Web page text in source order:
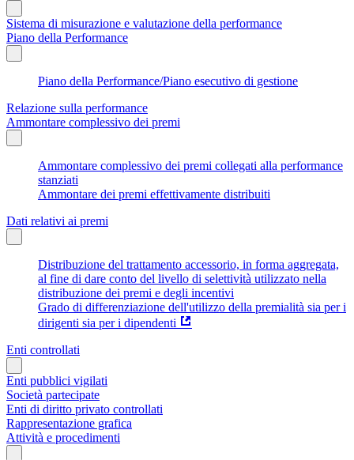
Sistema di misurazione e valutazione della performance
Piano della Performance
Piano della Performance/Piano esecutivo di gestione
Relazione sulla performance
Ammontare complessivo dei premi
Ammontare complessivo dei premi collegati alla performance
stanziati
Ammontare dei premi effettivamente distribuiti
Dati relativi ai premi
Distribuzione del trattamento accessorio, in forma aggregata,
al fine di dare conto del livello di selettività utilizzato nella
distribuzione dei premi e degli incentivi
Grado di differenziazione dell'utilizzo della premialità sia per i
dirigenti sia per i dipendenti
Enti controllati
Enti pubblici vigilati
Società partecipate
Enti di diritto privato controllati
Rappresentazione grafica
Attività e procedimenti